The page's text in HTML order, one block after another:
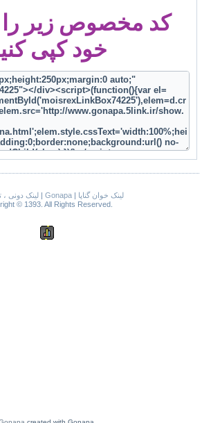
کد مخصوص زیر را
خود کپی
لینک دونی ،| Gonapa|
لینک خوان گناپا
© 1393. All Rights Reserved.